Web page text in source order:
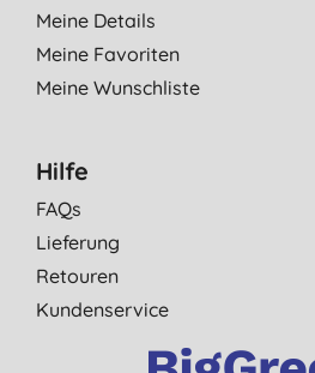
Meine Details
Meine Favoriten
Meine Wunschliste
Hilfe
FAQs
Lieferung
Retouren
Kundenservice